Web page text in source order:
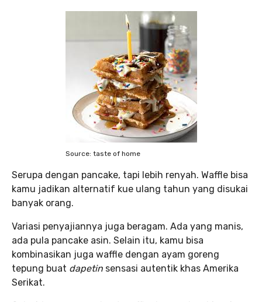
Source: taste of home
Serupa dengan pancake, tapi lebih renyah. Waffle bisa
kamu jadikan alternatif kue ulang tahun yang disukai
banyak orang.
Variasi penyajiannya juga beragam. Ada yang manis,
ada pula pancake asin. Selain itu, kamu bisa
kombinasikan juga waffle dengan ayam goreng
tepung buat dapetin sensasi autentik khas Amerika
Serikat.